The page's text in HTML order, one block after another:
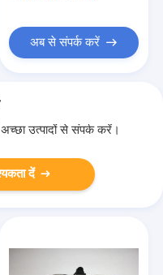
अब से संपर्क करें
उत्पादों से संपर्क करें।
दें